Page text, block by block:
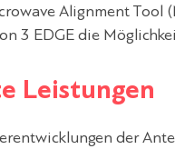
Alignment Tool
3 EDGE die
Leistungen
der